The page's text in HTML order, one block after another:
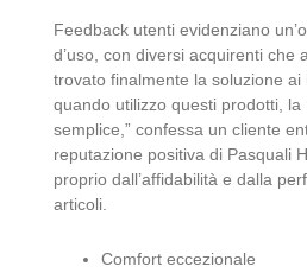
Feedback utenti evidenziano
d’uso, con diversi acquirenti che
trovato finalmente la soluzione ai
quando utilizzo questi prodotti,
semplice,” confessa un cliente
reputazione positiva di Pasquali
proprio dall’affidabilità e dalla
articoli.
Comfort eccezionale